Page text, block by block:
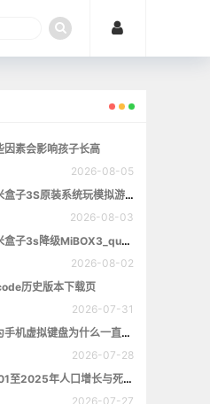
因素会影响孩子长高
2026-08-05
小米盒子3S原装系统玩模拟游戏
2026-08-03
小米盒子3s降级MiBOX3_queenchristina_r145
2026-08-02
历史版本下载页
2026-07-31
华为手机虚拟键盘为什么一直跳出来
2026-07-28
2001至2025年人口增长与死亡数量概览
2026-07-27